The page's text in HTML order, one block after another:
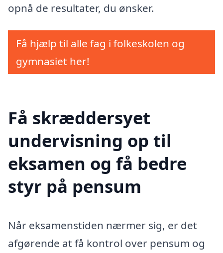
opnå de resultater, du ønsker.
Få hjælp til alle fag i folkeskolen og
gymnasiet her!
Få skræddersyet
undervisning op til
eksamen og få bedre
styr på pensum
Når eksamenstiden nærmer sig, er det
afgørende at få kontrol over pensum og